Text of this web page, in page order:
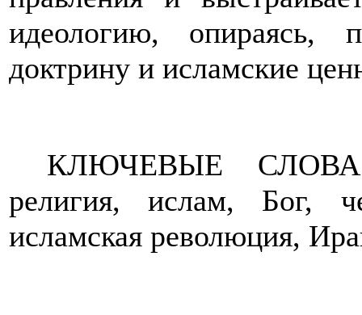
идеологию, опираясь,
доктрину и исламские
КЛЮЧЕВЫЕ СЛОВА
религия,ислам, Бог,
исламская революция,